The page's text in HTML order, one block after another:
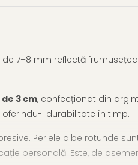
7–8 mm reflectă
3 cm, confecționat din
i durabilitate în timp.
Perlele albe rotunde
personală. Este, de